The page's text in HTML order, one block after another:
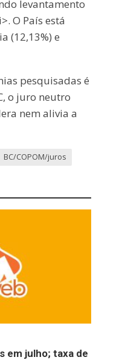
levantamento
O País está
(12,13%) e
pesquisadas é
o juro neutro
nem alivia a
BC/COPOM/juros
em julho; taxa de